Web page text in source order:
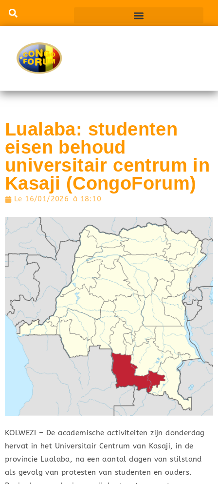
Lualaba: studenten
eisen behoud
universitair centrum in
Kasaji (CongoForum)
Le 16/01/2026 à 18:10
KOLWEZI – De academische activiteiten zijn donderdag
hervat in het Universitair Centrum van Kasaji, in de
provincie Lualaba, na een aantal dagen van stilstand
als gevolg van protesten van studenten en ouders.